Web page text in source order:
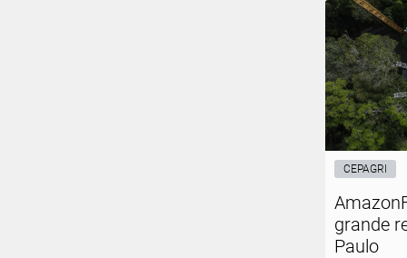
CEPAGRI
grande
Paulo